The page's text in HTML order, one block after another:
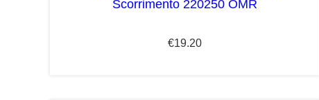
Scorrimento 220250 OMR
€19.20